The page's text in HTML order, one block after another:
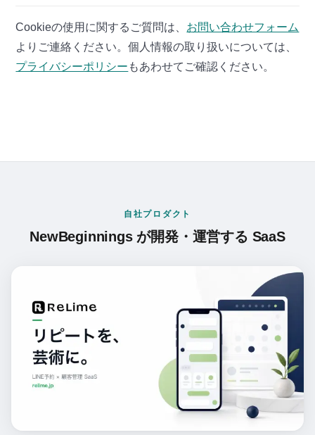
Cookieの使用に関するご質問は、 お問い合わせフォーム
よりご連絡ください。個人情報の取り扱いについては、
プライバシーポリシー もあわせてご確認ください。
自社プロダクト
NewBeginnings が開発・運営する SaaS